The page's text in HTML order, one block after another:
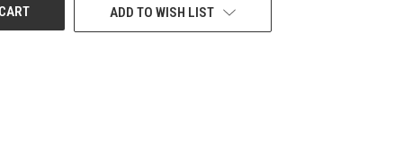
ADD TO WISH LIST